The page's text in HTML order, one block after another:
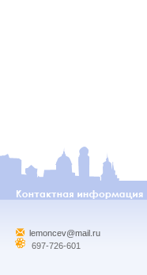
lemoncev@mail.ru
697-726-601